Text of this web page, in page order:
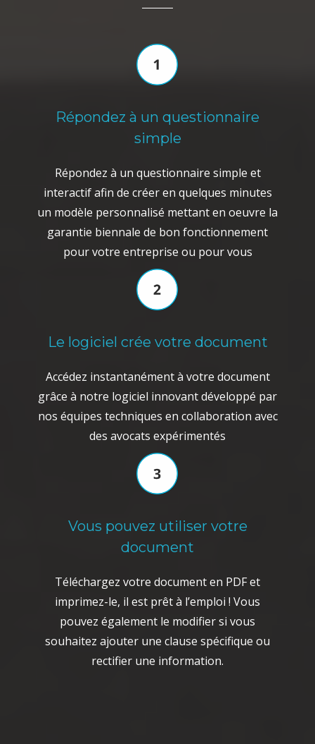
Répondez à un questionnaire
simple
Répondez à un questionnaire simple et
interactif afin de créer en quelques minutes
un modèle personnalisé mettant en oeuvre la
garantie biennale de bon fonctionnement
pour votre entreprise ou pour vous
Le logiciel crée votre document
Accédez instantanément à votre document
grâce à notre logiciel innovant développé par
nos équipes techniques en collaboration avec
des avocats expérimentés
Vous pouvez utiliser votre
document
Téléchargez votre document en PDF et
imprimez-le, il est prêt à l’emploi ! Vous
pouvez également le modifier si vous
souhaitez ajouter une clause spécifique ou
rectifier une information.